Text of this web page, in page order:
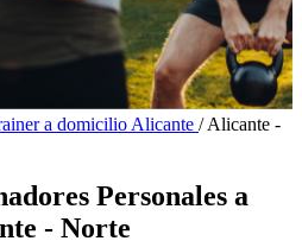
a domicilio Alicante / Alicante -
Personales a
- Norte